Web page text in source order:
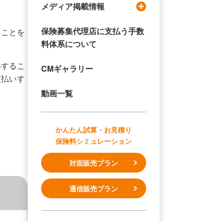
とを
るこ
いす
メディア掲載情報
保険募集代理店に支払う手数
料体系について
CMギャラリー
動画一覧
かんたん試算・お見積り
保険料シミュレーション
対面販売プラン
通信販売プラン